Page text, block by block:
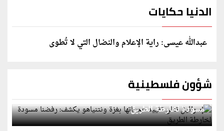
الدنيا حكايات
عبدالله عيسى: راية الإعلام والنضال التي لا تُطوى
شؤون فلسطينية
إسرائيل تعلن تقييد هجماتها بغزة ونتنياهو يكشف: رفضنا
مسودة لخارطة الطريق